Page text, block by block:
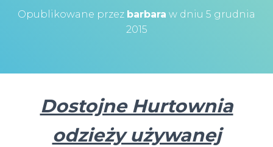
Opublikowane przez barbara w dniu 5 grudnia
2015
Dostojne Hurtownia
odzieży używanej